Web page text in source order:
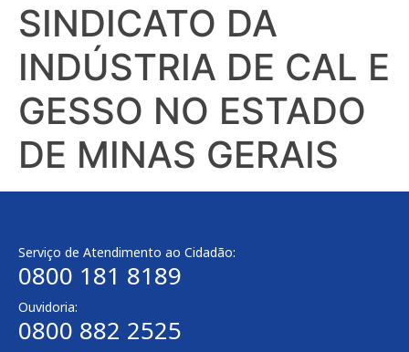
SINDICATO DA
INDÚSTRIA DE CAL E
GESSO NO ESTADO
DE MINAS GERAIS
Serviço de Atendimento ao Cidadão:
0800 181 8189
Ouvidoria:
0800 882 2525​